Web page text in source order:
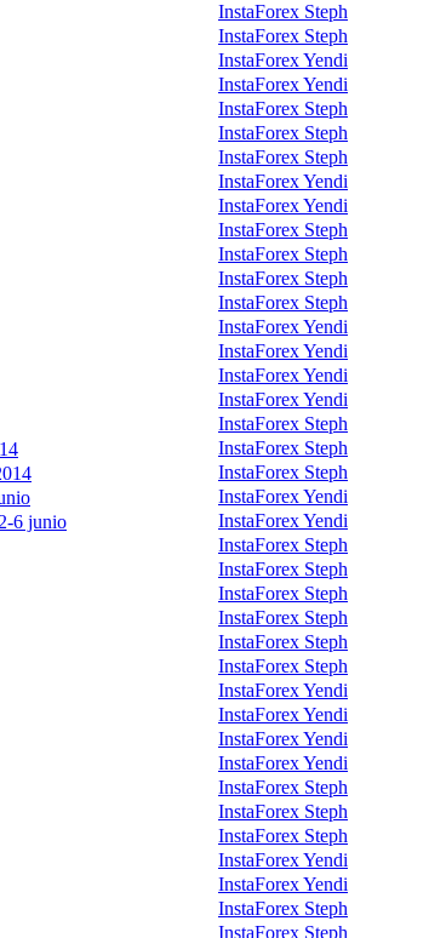
InstaForex Steph
InstaForex Steph
InstaForex Yendi
InstaForex Yendi
InstaForex Steph
InstaForex Steph
InstaForex Steph
InstaForex Yendi
InstaForex Yendi
InstaForex Steph
InstaForex Steph
InstaForex Steph
InstaForex Steph
InstaForex Yendi
InstaForex Yendi
InstaForex Yendi
InstaForex Yendi
InstaForex Steph
InstaForex Steph
InstaForex Steph
InstaForex Yendi
6 junio
InstaForex Yendi
InstaForex Steph
InstaForex Steph
InstaForex Steph
InstaForex Steph
InstaForex Steph
InstaForex Steph
InstaForex Yendi
InstaForex Yendi
InstaForex Yendi
InstaForex Yendi
InstaForex Steph
InstaForex Steph
InstaForex Steph
InstaForex Yendi
InstaForex Yendi
InstaForex Steph
InstaForex Steph